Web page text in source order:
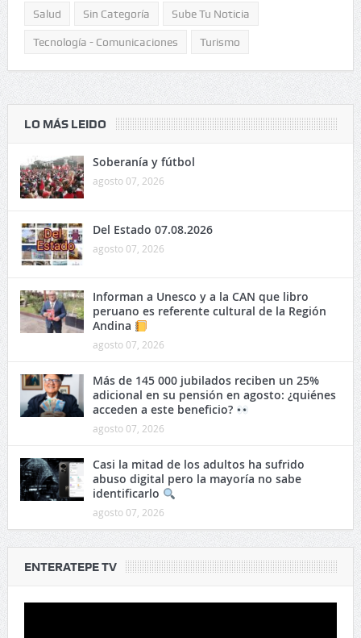
Salud Sin Categoría Sube Tu Noticia
Tecnología - Comunicaciones Turismo
LO MÁS LEIDO
Soberanía y fútbol
agosto 07, 2026
Del Estado 07.08.2026
agosto 07, 2026
Informan a Unesco y a la CAN que libro
peruano es referente cultural de la Región
Andina
agosto 07, 2026
Más de 145 000 jubilados reciben un 25%
adicional en su pensión en agosto: ¿quiénes
acceden a este beneficio?
agosto 07, 2026
Casi la mitad de los adultos ha sufrido
abuso digital pero la mayoría no sabe
identificarlo
agosto 07, 2026
ENTERATEPE TV